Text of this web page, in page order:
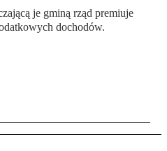
je gminą rząd premiuje
dochodów.